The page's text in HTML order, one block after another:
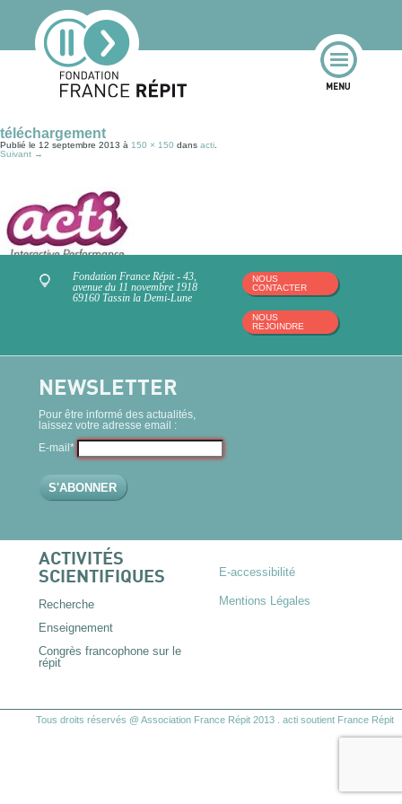
téléchargement
Publié le 12 septembre 2013 à 150 × 150 dans acti
Suivant →
Laisser un commentaire
Fondation France Répit - 43,
avenue du 11 novembre 1918
69160 Tassin la Demi-Lune
NOUS
CONTACTER
NOUS
REJOINDRE
NEWSLETTER
Pour être informé des actualités,
laissez votre adresse email :
E-mail*
ACTIVITÉS
SCIENTIFIQUES
Recherche
Enseignement
Congrès francophone sur le
répit
E-accessibilité
Mentions Légales
Tous droits réservés @ Association France Répit 2013 .acti soutient France Répit